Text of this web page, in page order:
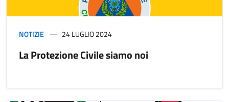
NOTIZIE 24 LUGLIO 2024
La Protezione Civile siamo noi